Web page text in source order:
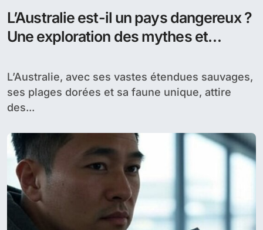
L’Australie est-il un pays dangereux ?
Une exploration des mythes et
L’Australie, avec ses vastes étendues sauvages,
ses plages dorées et sa faune unique, attire
des...